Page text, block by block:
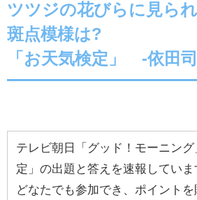
ツツジの花びらに見ら
斑点模様は?
「お天気検定」 -依田
テレビ朝日「グッド！モーニン
定」の出題と答えを速報していま
どなたでも参加でき、ポイント